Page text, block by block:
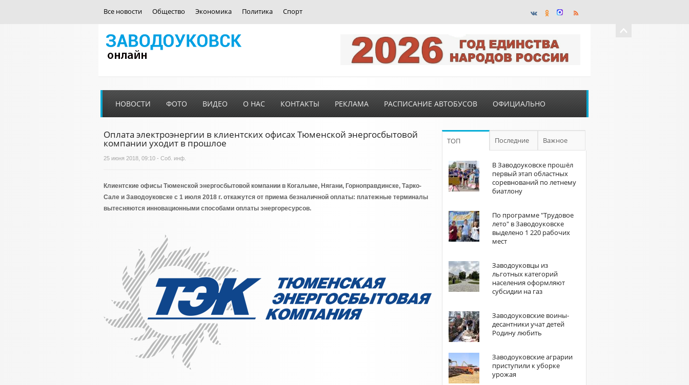
Все новости Общество Экономика Политика Спорт
НОВОСТИ ФОТО ВИДЕО О НАС КОНТАКТЫ РЕКЛАМА РАСПИСАНИЕ АВТОБУСОВ ОФИЦИАЛЬНО
Оплата электроэнергии в клиентских офисах Тюменской энергосбытовой
компании уходит в прошлое
25 июня 2018, 09:10 - Соб. инф.
Клиентские офисы Тюменской энергосбытовой компании в Когалыме, Нягани, Горноправдинске, Тарко-
Сале и Заводоуковске с 1 июля 2018 г. откажутся от приема безналичной оплаты: платежные терминалы
вытесняются инновационными способами оплаты энергоресурсов.
ТОП Последние Важное
В Заводоуковске прошёл
первый этап областных
соревнований по летнему
биатлону
По программе "Трудовое
лето" в Заводоуковске
выделено 1 220 рабочих
мест
Заводоуковцы из
льготных категорий
населения оформляют
субсидии на газ
Заводоуковские воины-
десантники учат детей
Родину любить
Заводоуковские аграрии
приступили к уборке
урожая